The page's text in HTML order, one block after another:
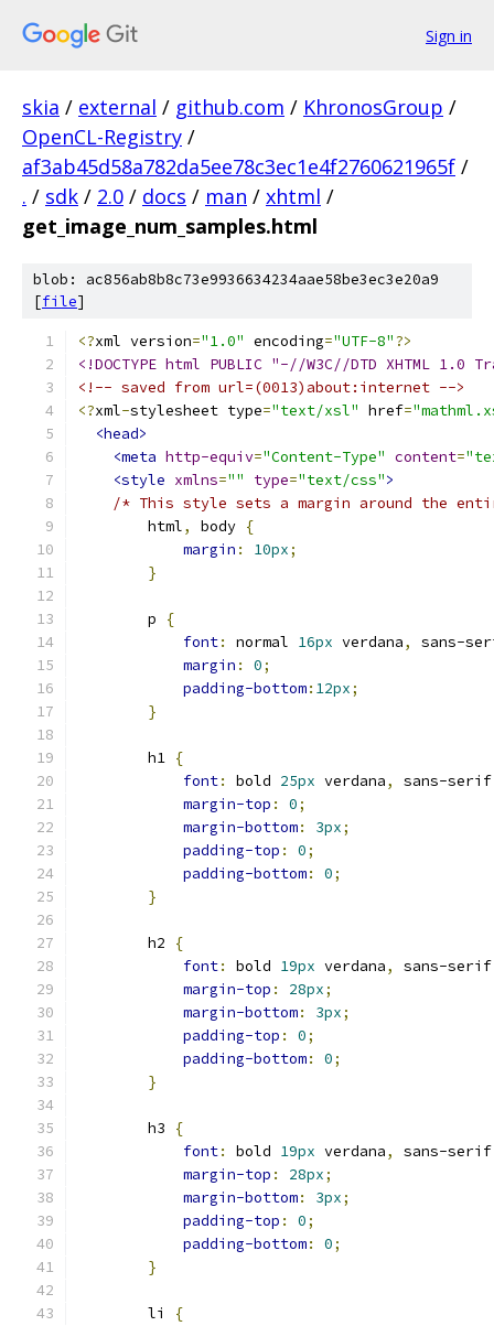
Sign in
skia / external / github.com / KhronosGroup /
OpenCL-Registry /
af3ab45d58a782da5ee78c3ec1e4f2760621965f /
. / sdk / 2.0 / docs / man / xhtml /
get_image_num_samples.html
blob: ac856ab8b8c73e9936634234aae58be3ec3e20a9
[file]
<?xml version="1.0" encoding="UTF-8"?>
<!DOCTYPE html PUBLIC "-//W3C//DTD XHTML
<!-- saved from url=(0013)about:internet -->
<?xml-stylesheet type="text/xsl" href=
<head>
<meta http-equiv="Content-Type" content=
<style xmlns="" type="text/css">
/* This style sets a margin around the
        html
, body {
margin : 10px;
}
        p
{
font: normal 16px verdana,
sans-
margin : 0;
padding-bottom: 12px;
}
        h1
{
font: bold 25px verdana, sans-serif
margin-top : 0;
margin-bottom: 3px;
padding-top : 0;
padding-bottom: 0;
}
        h2
{
font: bold 19px verdana, sans-serif
margin-top : 28px;
margin-bottom: 3px;
padding-top : 0;
padding-bottom: 0;
}
        h3
{
font: bold 19px verdana,
sans-
margin-top : 28px;
margin-bottom: 3px;
padding-top : 0;
padding-bottom: 0;
}
        li
{